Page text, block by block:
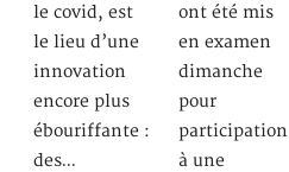
le covid, est
le lieu d’une
innovation
encore plus
ébouriffante :
des…
ont été mis
en examen
dimanche
pour
participation
à une